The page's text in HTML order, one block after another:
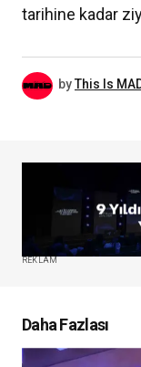
tarihine kadar
byThis Is
REKLAM
Daha Fazlası